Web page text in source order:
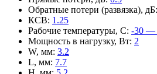
Обратные потери (развязка), дБ:
КСВ: 1.25
Рабочие температуры, С: -30 —
Мощность в нагрузку, Вт: 2
W, мм: 3.2
L, мм: 7.7